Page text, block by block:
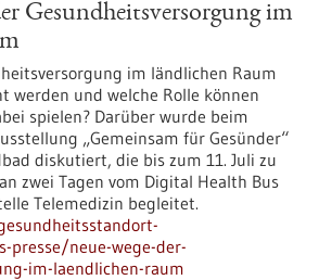
Gesundheitsversorgung im
im ländlichen Raum
werden und welche Rolle können
spielen? Darüber wurde beim
„Gemeinsam für Gesünder“
diskutiert, die bis zum 11. Juli zu
zwei Tagen vom Digital Health Bus
Telemedizin begleitet.
presse/neue-wege-der-
im-laendlichen-raum